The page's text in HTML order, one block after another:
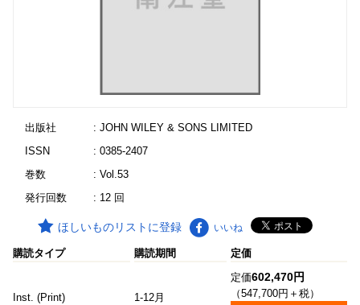
出版社
: JOHN WILEY & SONS LIMITED
ISSN
: 0385-2407
巻数
: Vol.53
発行回数
: 12 回
ほしいものリストに登録 いいね
購読タイプ 購読期間 定価
Inst. (Print) 1-12月
定価602,470円
（547,700円＋税）